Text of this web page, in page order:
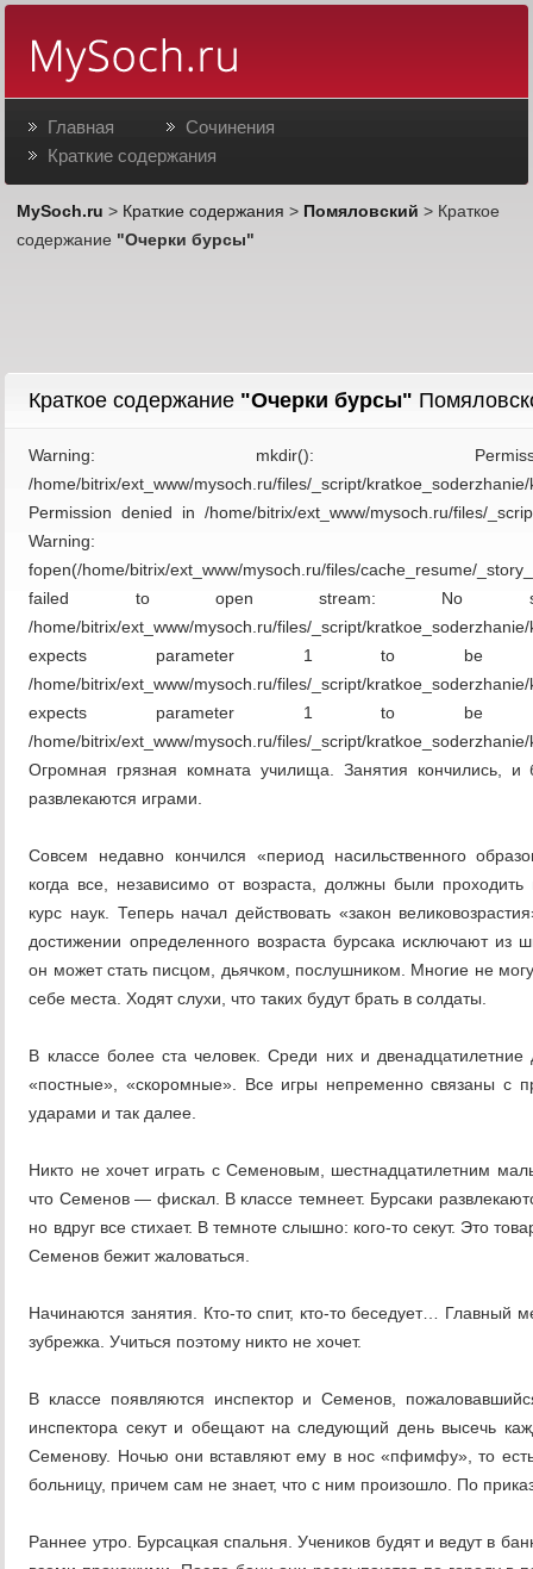
Главная
Сочинения
Краткие содержания
MySoch.ru > Краткие содержания > Помяловский > Краткое
содержание "Очерки бурсы"
Краткое содержание "Очерки бурсы"
Warning: mkdir():
/home/bitrix/ext_www/mysoch.ru/files/_script/
Permission denied in /home/bitrix/ext_www/mysoch.ru/files/
Warning:
fopen(/home/bitrix/ext_www/mysoch.ru/files/cache_resume/
failed to open stream: No
/home/bitrix/ext_www/mysoch.ru/files/_script/
expects parameter 1 to be
/home/bitrix/ext_www/mysoch.ru/files/_script/
expects parameter 1 to be
/home/bitrix/ext_www/mysoch.ru/files/_script/
Огромная грязная комната училища. Занятия кончились, и
развлекаются играми.
Совсем недавно кончился «период насильственного
когда все, независимо от возраста, должны были
курс наук. Теперь начал действовать «закон
достижении определенного возраста бурсака исключают из
он может стать писцом, дьячком, послушником. Многие не
себе места. Ходят слухи, что таких будут брать в солдаты.
В классе более ста человек. Среди них и
«постные», «скоромные». Все игры непременно связаны с
ударами и так далее.
Никто не хочет играть с Семеновым, шестнадцатилетним
что Семенов — фискал. В классе темнеет. Бурсаки
но вдруг все стихает. В темноте слышно: кого-то секут. Это
Семенов бежит жаловаться.
Начинаются занятия. Кто-то спит, кто-то беседует…
зубрежка. Учиться поэтому никто не хочет.
В классе появляются инспектор и Семенов,
инспектора секут и обещают на следующий день высечь
Семенову. Ночью они вставляют ему в нос «пфимфу», то
больницу, причем сам не знает, что с ним произошло. По
Раннее утро. Бурсацкая спальня. Учеников будят и ведут в